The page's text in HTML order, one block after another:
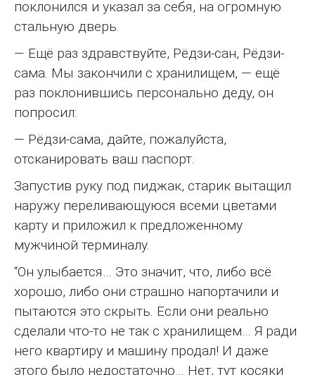
поклонился и указал за себя, на огромную
стальную дверь.
— Ещё раз здравствуйте, Рёдзи-сан, Рёдзи-
сама. Мы закончили с хранилищем, — ещё
раз поклонившись персонально деду, он
попросил:
— Рёдзи-сама, дайте, пожалуйста,
отсканировать ваш паспорт.
Запустив руку под пиджак, старик вытащил
наружу переливающуюся всеми цветами
карту и приложил к предложенному
мужчиной терминалу.
“Он улыбается… Это значит, что, либо всё
хорошо, либо они страшно напортачили и
пытаются это скрыть. Если они реально
сделали что-то не так с хранилищем… Я ради
него квартиру и машину продал! И даже
этого было недостаточно… Нет, тут косяки